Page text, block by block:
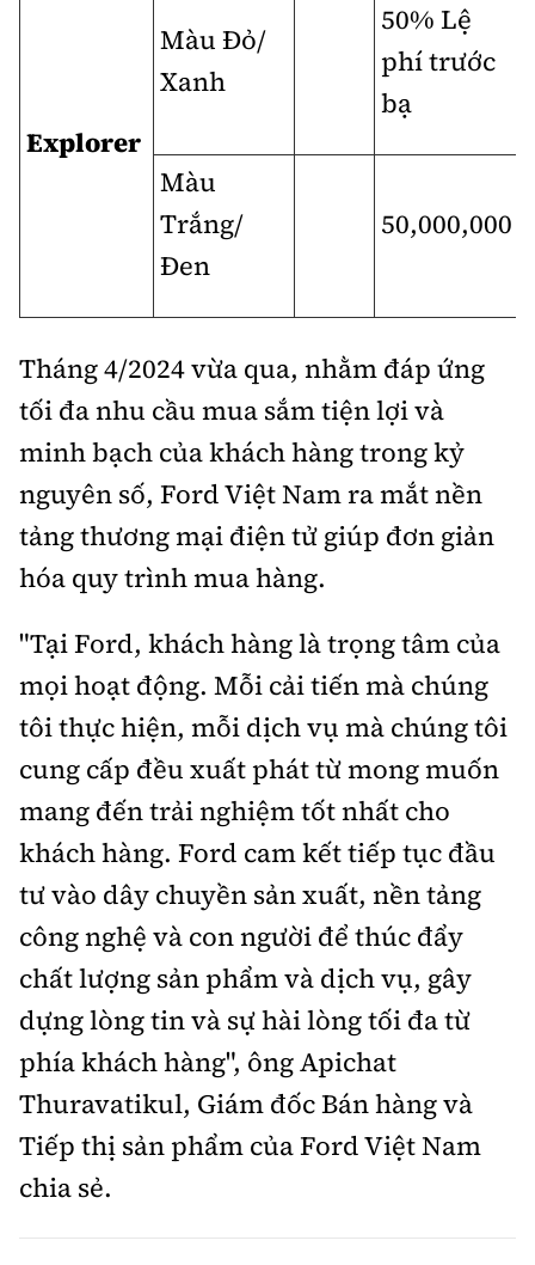
Explorer
Màu Đỏ/
Xanh
50% Lệ
phí trước
bạ
Màu
Trắng/
Đen
50,000,000
Tháng 4/2024 vừa qua, nhằm đáp ứng
tối đa nhu cầu mua sắm tiện lợi và
minh bạch của khách hàng trong kỷ
nguyên số, Ford Việt Nam ra mắt nền
tảng thương mại điện tử giúp đơn giản
hóa quy trình mua hàng.
"Tại Ford, khách hàng là trọng tâm của
mọi hoạt động. Mỗi cải tiến mà chúng
tôi thực hiện, mỗi dịch vụ mà chúng tôi
cung cấp đều xuất phát từ mong muốn
mang đến trải nghiệm tốt nhất cho
khách hàng. Ford cam kết tiếp tục đầu
tư vào dây chuyền sản xuất, nền tảng
công nghệ và con người để thúc đẩy
chất lượng sản phẩm và dịch vụ, gây
dựng lòng tin và sự hài lòng tối đa từ
phía khách hàng", ông Apichat
Thuravatikul, Giám đốc Bán hàng và
Tiếp thị sản phẩm của Ford Việt Nam
chia sẻ.